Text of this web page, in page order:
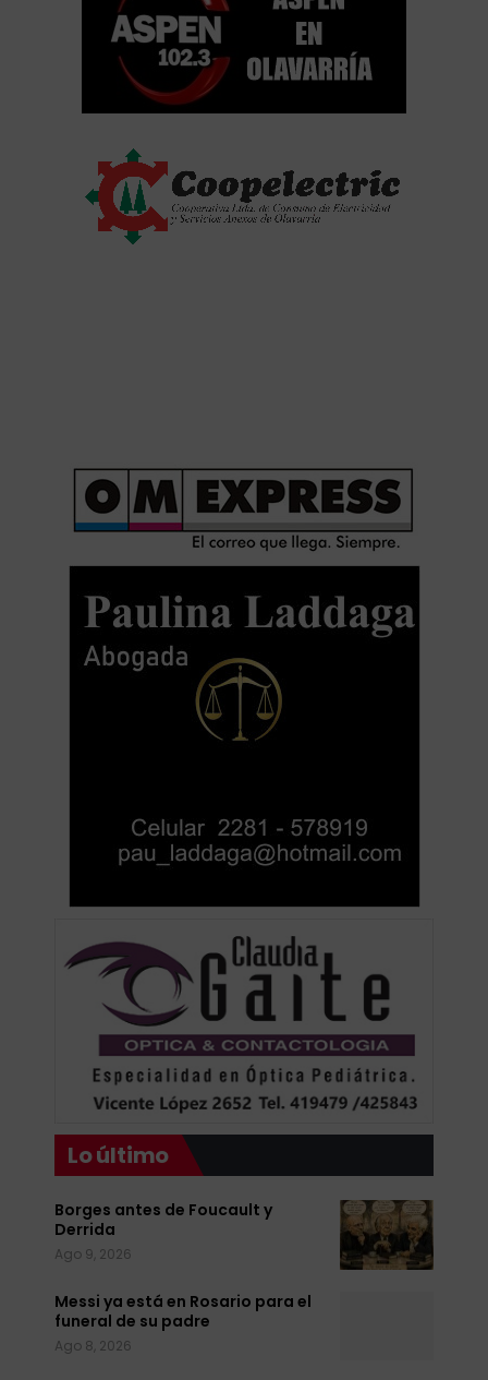
Lo último
Borges antes de Foucault y
Derrida
Ago 9, 2026
Messi ya está en Rosario para el
funeral de su padre
Ago 8, 2026